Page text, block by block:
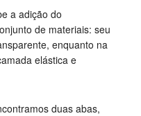
a adição do
de materiais: seu
enquanto na
elástica e
duas abas,